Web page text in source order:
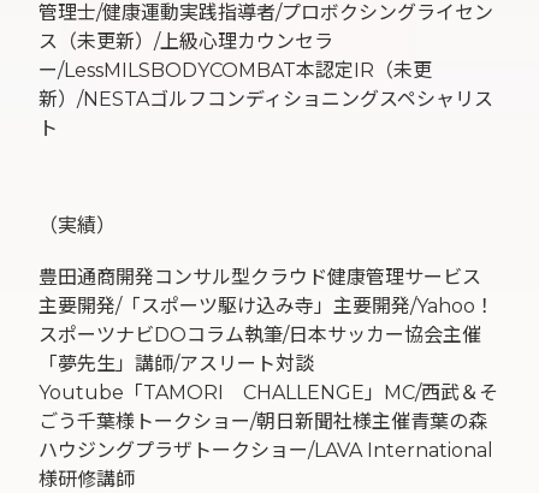
管理士/健康運動実践指導者/プロボクシングライセン
ス（未更新）/上級心理カウンセラ
ー/LessMILSBODYCOMBAT本認定IR（未更
新）/NESTAゴルフコンディショニングスペシャリス
ト
（実績）
豊田通商開発コンサル型クラウド健康管理サービス
主要開発/「スポーツ駆け込み寺」主要開発/Yahoo！
スポーツナビDOコラム執筆/日本サッカー協会主催
「夢先生」講師/アスリート対談
Youtube「TAMORI CHALLENGE」MC/西武＆そ
ごう千葉様トークショー/朝日新聞社様主催青葉の森
ハウジングプラザトークショー/LAVA International
様研修講師